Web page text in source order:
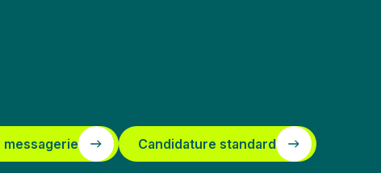
messagerie Candidature standard